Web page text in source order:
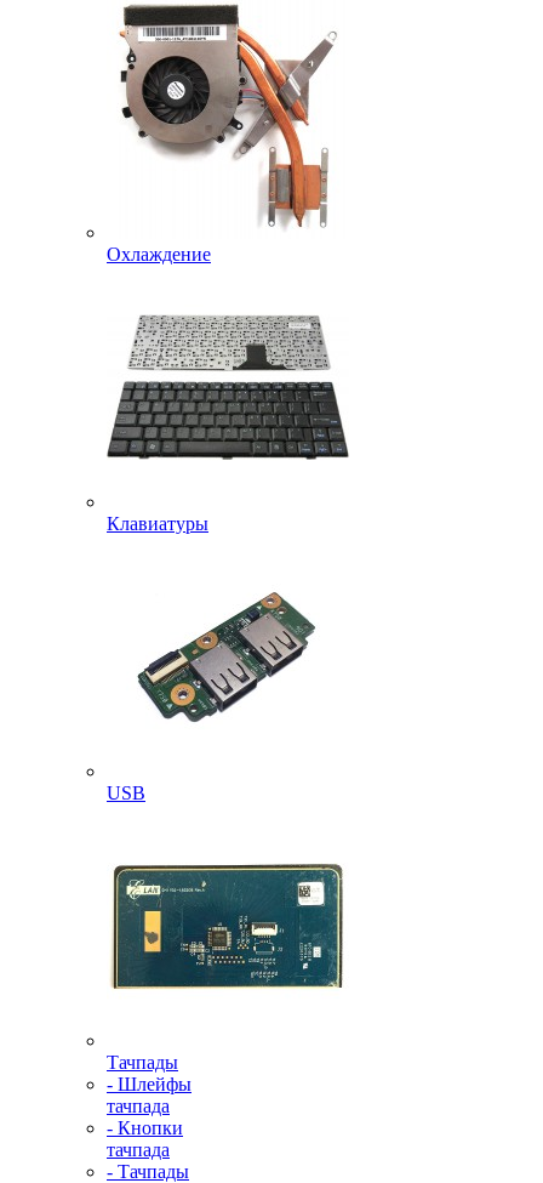
Охлаждение
Клавиатуры
USB
Тачпады
- Шлейфы
тачпада
- Кнопки
тачпада
- Тачпады